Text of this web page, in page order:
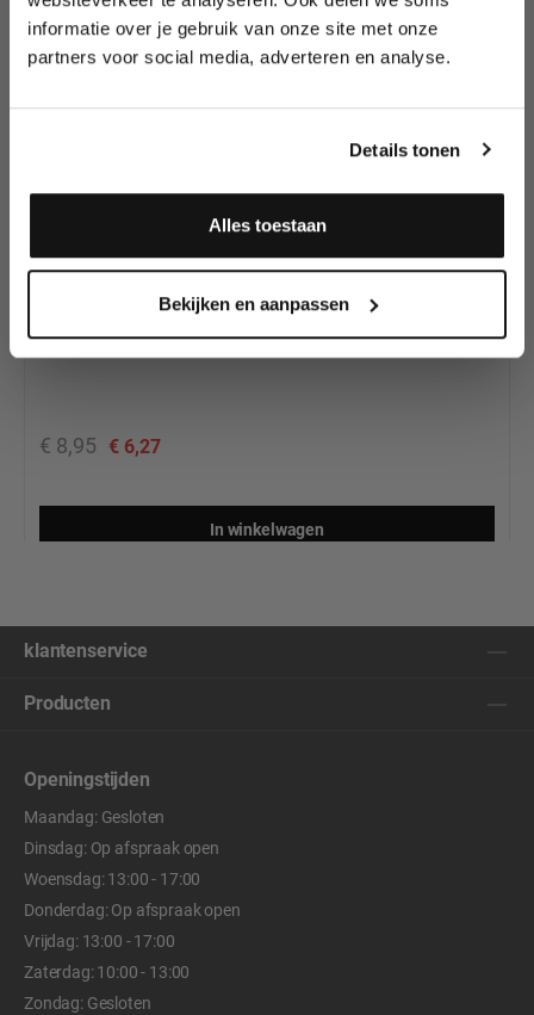
informatie over je gebruik van onze site met onze
partners voor social media, adverteren en analyse.
Details tonen
Alles toestaan
Bekijken en aanpassen
Diamond FX
€ 6,27
€ 8,95
In winkelwagen
klantenservice
Producten
Openingstijden
Maandag: Gesloten
Dinsdag: Op afspraak open
Woensdag: 13:00 - 17:00
Donderdag: Op afspraak open
Vrijdag: 13:00 - 17:00
Zaterdag: 10:00 - 13:00
Zondag: Gesloten
wedstrijden en meer.
Meld je aan en ontvang direct
Ja, ik meld me aan